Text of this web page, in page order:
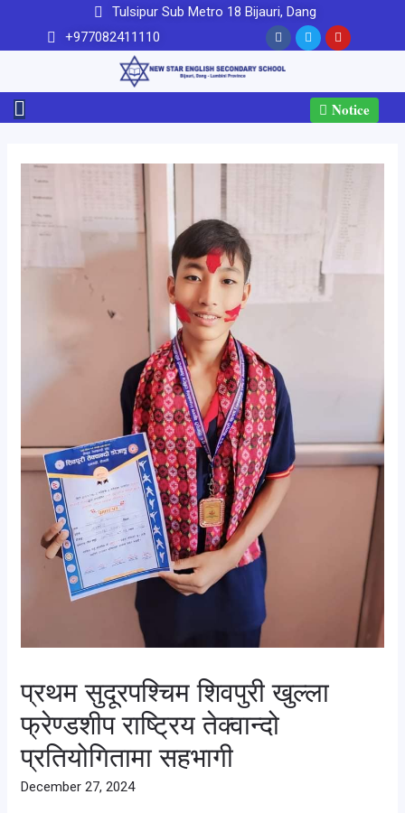
Tulsipur Sub Metro 18 Bijauri, Dang
+977082411110
Notice
प्रथम सुदूरपश्चिम शिवपुरी खुल्ला
फ्रेण्डशीप राष्ट्रिय तेक्वान्दो
प्रतियोगितामा सहभागी
December 27, 2024